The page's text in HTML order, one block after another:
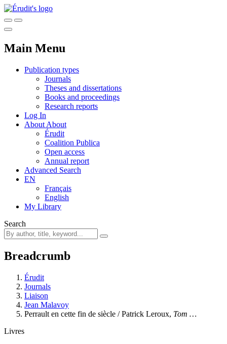
Main Menu
Publication types
Journals
Theses and dissertations
Books and proceedings
Research reports
Log In
About About
Érudit
Coalition Publica
Open access
Annual report
Advanced Search
EN
Français
English
My Library
Search
Breadcrumb
Érudit
Journals
Liaison
Jean Malavoy
Perrault en cette fin de siècle / Patrick Leroux, Tom …
Livres